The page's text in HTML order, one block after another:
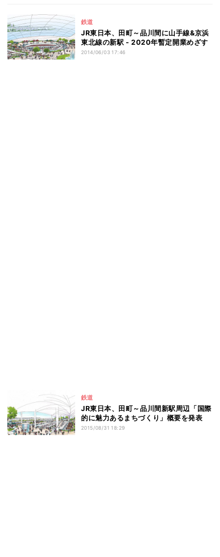
鉄道
JR東日本、田町～品川間に山手線&京浜
東北線の新駅 - 2020年暫定開業めざす
2014/06/03 17:46
鉄道
JR東日本、田町～品川間新駅周辺「国際
的に魅力あるまちづくり」概要を発表
2015/08/31 18:29